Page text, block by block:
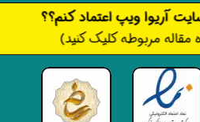
آریوا ویپ اعتماد کنم؟؟
مربوطه کلیک کنید)